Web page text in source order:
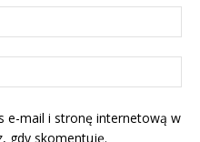
e-mail i stronę internetową w
gdy skomentuję.